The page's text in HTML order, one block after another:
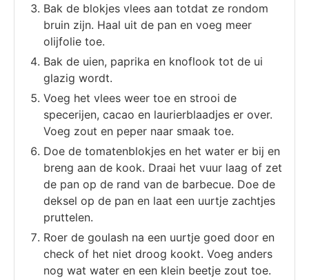
Bak de blokjes vlees aan totdat ze rondom
bruin zijn. Haal uit de pan en voeg meer
olijfolie toe.
Bak de uien, paprika en knoflook tot de ui
glazig wordt.
Voeg het vlees weer toe en strooi de
specerijen, cacao en laurierblaadjes er over.
Voeg zout en peper naar smaak toe.
Doe de tomatenblokjes en het water er bij en
breng aan de kook. Draai het vuur laag of zet
de pan op de rand van de barbecue. Doe de
deksel op de pan en laat een uurtje zachtjes
pruttelen.
Roer de goulash na een uurtje goed door en
check of het niet droog kookt. Voeg anders
nog wat water en een klein beetje zout toe.